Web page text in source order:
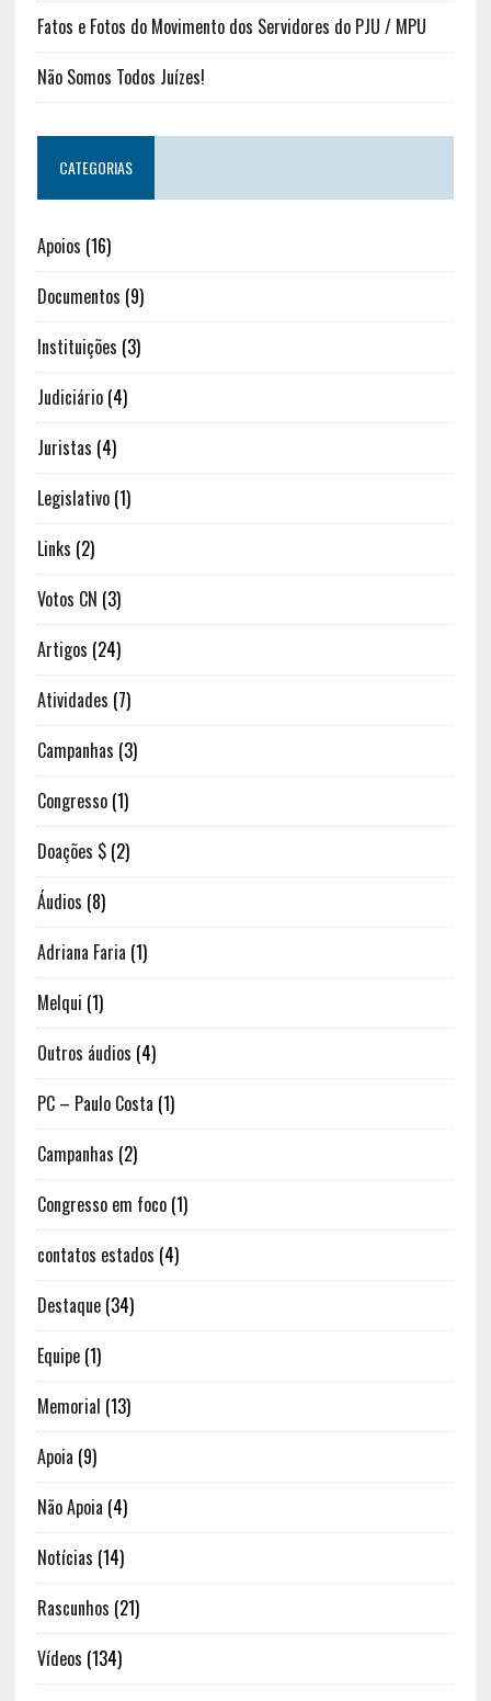
Fatos e Fotos do Movimento dos Servidores do PJU / MPU
Não Somos Todos Juízes!
CATEGORIAS
Apoios (16)
Documentos (9)
Instituições (3)
Judiciário(4)
Juristas (4)
Legislativo(1)
Links (2)
Votos CN (3)
Artigos (24)
Atividades (7)
Campanhas (3)
Congresso(1)
Doações $(2)
Áudios (8)
Adriana Faria (1)
Melqui (1)
Outros áudios (4)
PC – Paulo Costa (1)
Campanhas (2)
Congresso em foco(1)
contatos estados (4)
Destaque(34)
Equipe(1)
Memorial (13)
Apoia (9)
Não Apoia (4)
Notícias (14)
Rascunhos (21)
Vídeos (134)